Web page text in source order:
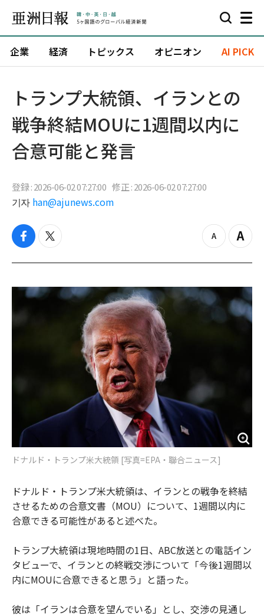
企業 経済 トピックス オピニオン AI PICK
トランプ大統領、イランとの
戦争終結MOUに1週間以内に
合意可能と発言
登録 : 2026-06-02 07:27:00 修正 : 2026-06-02 07:27:00
기자 han@ajunews.com
f
c
b
o
o
t
i
t
z
o
o
u
Z
o
i
n
ドナルド・トランプ米大統領 [写真=EPA・聯合ニュース]
ドナルド・トランプ米大統領は、イランとの戦争を終結
させるための合意文書（MOU）について、1週間以内に
合意できる可能性があると述べた。
トランプ大統領は現地時間の1日、ABC放送との電話イン
タビューで、イランとの終戦交渉について「今後1週間以
内にMOUに合意できると思う」と語った。
彼は「イランは合意を望んでいる」とし、交渉の見通し